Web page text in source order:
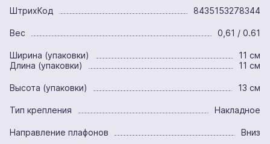
ШтрихКод 8435153278344
Вес 0,61 / 0.61
Ширина (упаковки)
11 см
Длина (упаковки)
11 см
Высота (упаковки) 13 см
Тип крепления Накладное
Направление плафонов Вниз